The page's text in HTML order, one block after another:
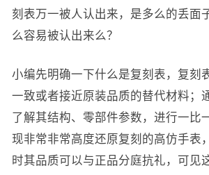
刻表万一被人认出来，是多么的丢面
么容易被认出来么？
小编先明确一下什么是复刻表，复刻
一致或者接近原装品质的替代材料；
了解其结构、零部件参数，进行一比
现非常非常高度还原复刻的高仿手表
时其品质可以与正品分庭抗礼，可见